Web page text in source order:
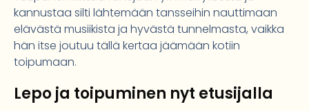
kannustaa silti lähtemään tansseihin nauttimaan
elävästä musiikista ja hyvästä tunnelmasta, vaikka
hän itse joutuu tällä kertaa jäämään kotiin
toipumaan.
Lepo ja toipuminen nyt etusijalla